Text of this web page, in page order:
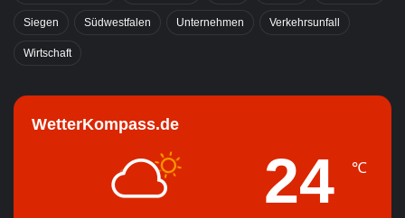
Siegen Südwestfalen Unternehmen Verkehrsunfall
Wirtschaft
WetterKompass.de
24 ℃